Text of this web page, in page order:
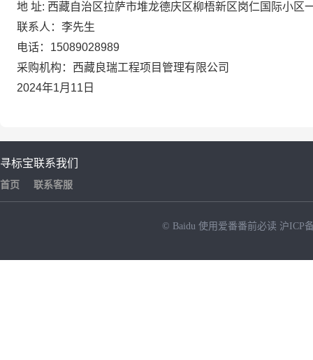
地 址: 西藏自治区拉萨市堆龙德庆区柳梧新区岗仁国际小区
联系人： 李先生
电话： 15089028989
采购机构： 西藏良瑞工程项目管理有限公司
2024年1月11 日
寻标宝
首页
联系我们
联系客服
© Baidu 使用爱番番前必读 沪ICP